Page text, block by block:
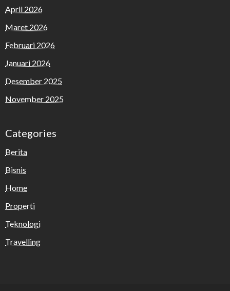
April 2026
Maret 2026
Februari 2026
Januari 2026
Desember 2025
November 2025
Categories
Berita
Bisnis
Home
Properti
Teknologi
Travelling